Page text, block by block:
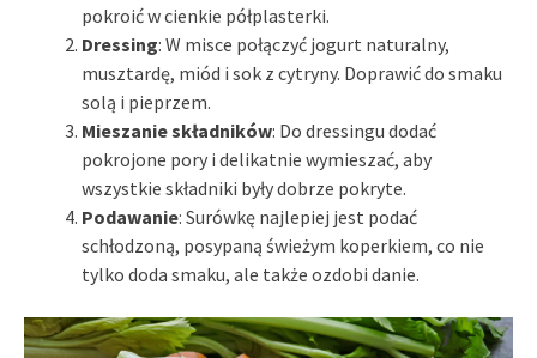
pokroić w cienkie półplasterki.
Dressing: W misce połączyć jogurt naturalny,
musztardę, miód i sok z cytryny. Doprawić do smaku
solą i pieprzem.
Mieszanie składników: Do dressingu dodać
pokrojone pory i delikatnie wymieszać, aby
wszystkie składniki były dobrze pokryte.
Podawanie: Surówkę najlepiej jest podać
schłodzoną, posypaną świeżym koperkiem, co nie
tylko doda smaku, ale także ozdobi danie.